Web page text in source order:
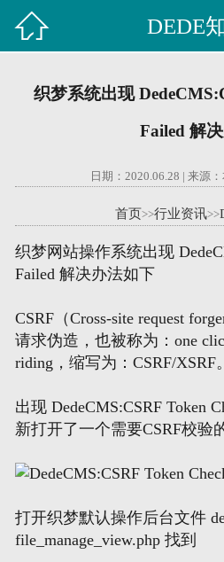
 DEDE
织梦系统出现
Failed 解
日期：2020.06.28 | 来源：
首页>>行业资讯>>
织梦网站操作系统出现
Failed 解决办法如下
CSRF（Cross-site request
请求伪造，也被称为：one
riding，缩写为：CSRF/XSRF。
出现 DedeCMS:CSRF Token
新打开了一个需要CSRF校验
打开织梦默认操作后台文件
file_manage_view.php 找到